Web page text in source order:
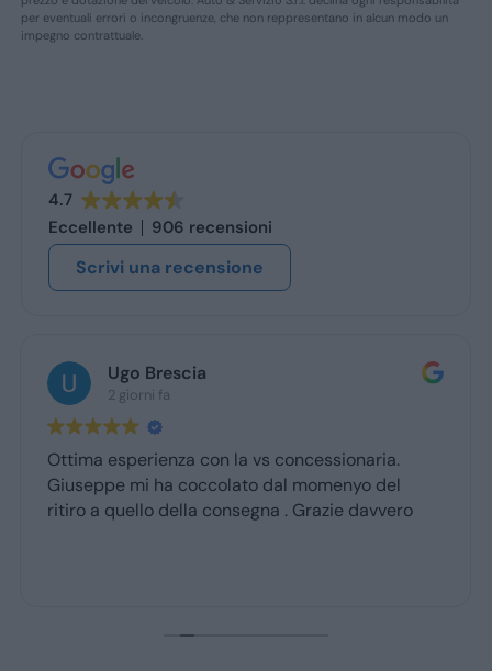
per eventuali errori o incongruenze, che non reppresentano in alcun modo un
impegno contrattuale.
4.7
Eccellente
906 recensioni
Scrivi una recensione
Ugo Brescia
2 giorni fa
Ottima esperienza con la vs concessionaria.
Giuseppe mi ha coccolato dal momenyo del
ritiro a quello della consegna . Grazie davvero